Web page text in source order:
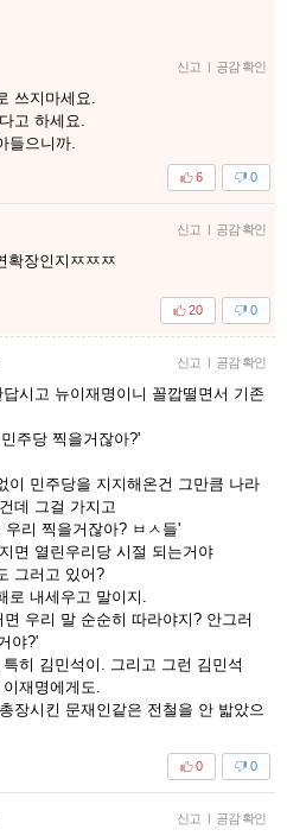
신고 | 공감 확인
쓰지마세요.
고 하세요.
들으니까.
0
6
신고 | 공감 확인
확장인지ㅉㅉㅉ
0
20
신고 | 공감 확인
시고 뉴이재명이니 꼴깝떨면서 기존
주당 찍을거잖아?'
이 민주당을 지지해온건 그만큼 나라
데 그걸 가지고
리 찍을거잖아? ㅂㅅ들'
면 열린우리당 시절 되는거야
그러고 있어?
로 내세우고 말이지.
우리 말 순순히 따라야지? 안그러
야?'
히 김민석이. 그리고 그런 김민석
재명에게도.
장시킨 문재인같은 전철을 안 밟았으
0
0
신고 | 공감 확인